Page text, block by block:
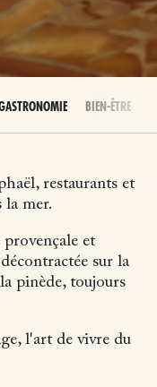
BIEN-ÊTRE
restaurants et
la mer.
provençale et
sur la
pinède, toujours
l'art de vivre du